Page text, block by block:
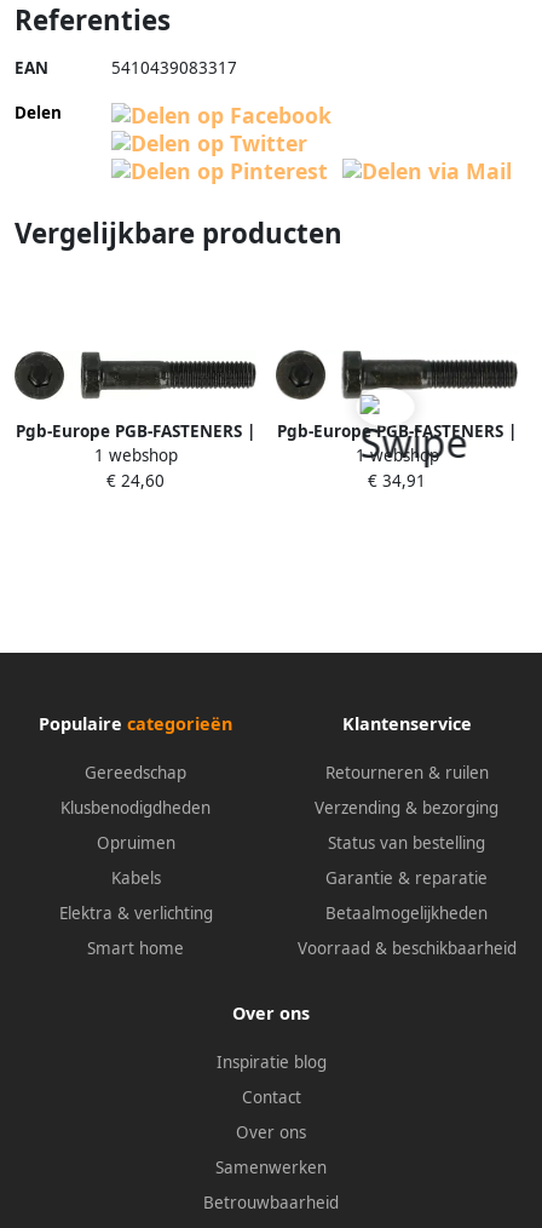
Referenties
EAN 5410439083317
Delen
Vergelijkbare producten
Pgb-Europe PGB-FASTENERS |
Lage BZK-schroef 8.8 DIN
7984 M 5x20 | 500 st
1 webshop
€ 24,60
Pgb-Europe PGB-FASTENERS |
Lage BZK-schroef 8.8 DIN
7984 M 6x30 | 500 st
1 webshop
€ 34,91
Populaire categorieën
Gereedschap
Klusbenodigdheden
Opruimen
Kabels
Elektra & verlichting
Smart home
Klantenservice
Retourneren & ruilen
Verzending & bezorging
Status van bestelling
Garantie & reparatie
Betaalmogelijkheden
Voorraad & beschikbaarheid
Over ons
Inspiratie blog
Contact
Over ons
Samenwerken
Betrouwbaarheid